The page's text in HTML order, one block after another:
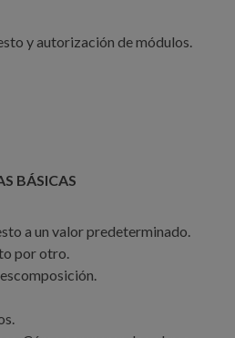
y autorización de módulos.
BÁSICAS
a un valor predeterminado.
por otro.